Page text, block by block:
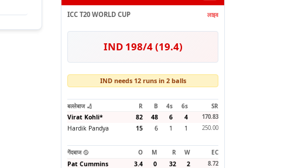
ICC T20 WORLD CUP लाइव
IND 198/4 (19.4)
IND needs 12 runs in 2 balls
बल्लेबाज 🏏 R B 4s 6s
SR
Virat Kohli* 82 48 6 4 170.83
Hardik Pandya 15 6 1 1 250.00
गेंदबाज 🥎 O M R W
EC
Pat Cummins
3.4 0 32 2 8.72